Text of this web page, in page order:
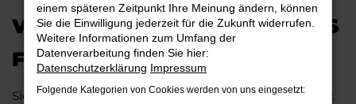
VW ARTEON – IHR PERFEKTES
FAHRZEUG FÜR KASSEL
Sie möchten in Kassel und Umgebung mobil sein bzw.
einem späteren Zeitpunkt Ihre Meinung ändern, können
Sie die Einwilligung jederzeit für die Zukunft widerrufen.
Weitere Informationen zum Umfang der
Datenverarbeitung finden Sie hier:
Datenschutzerklärung Impressum
Folgende Kategorien von Cookies werden von uns eingesetzt: